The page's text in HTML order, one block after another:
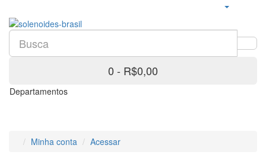
0 - R$0,00
Departamentos
Minha conta Acessar